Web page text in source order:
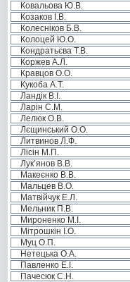
Ковальова Ю.В.
Козаков І.В.
Колесніков Б.В.
Колоцей Ю.О.
Кондратьєва Т.В.
Коржев А.Л.
Кравцов О.О.
Кукоба А.Т.
Ландік В.І.
Ларін С.М.
Лелюк О.В.
Лєщинський О.О.
Литвинов Л.Ф.
Лісін М.П.
Лук’янов В.В.
Макеєнко В.В.
Мальцев В.О.
Матвійчук Е.Л.
Мельник П.В.
Мироненко М.І.
Мітрошкін І.О.
Муц О.П.
Нетецька О.А.
Павленко Е.І.
Пачесюк С.Н.